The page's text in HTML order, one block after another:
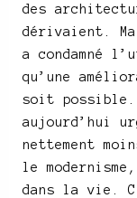
des
dérivaient.
a condamné
qu’une
soit possible.
aujourd’hui
nettement
le
dans la vie.